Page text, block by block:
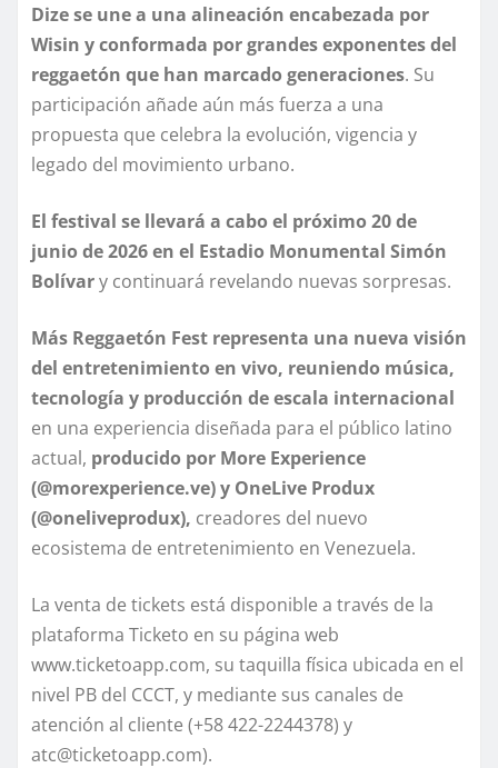
Dize se une a una alineación encabezada por
Wisin y conformada por grandes exponentes del
reggaetón que han marcado generaciones. Su
participación añade aún más fuerza a una
propuesta que celebra la evolución, vigencia y
legado del movimiento urbano.
El festival se llevará a cabo el próximo 20 de
junio de 2026 en el Estadio Monumental Simón
Bolívary continuará revelando nuevas sorpresas.
Más Reggaetón Fest representa una nueva visión
del entretenimiento en vivo, reuniendo música,
tecnología y producción de escala internacional
en una experiencia diseñada para el público latino
actual, producido por More Experience
(@morexperience.ve)y OneLive Produx
(@oneliveprodux), creadores del nuevo
ecosistema de entretenimiento en Venezuela.
La venta de tickets está disponible a través de la
plataforma Ticketo en su página web
www.ticketoapp.com, su taquilla física ubicada en el
nivel PB del CCCT, y mediante sus canales de
atención al cliente (+58 422-2244378) y
atc@ticketoapp.com).